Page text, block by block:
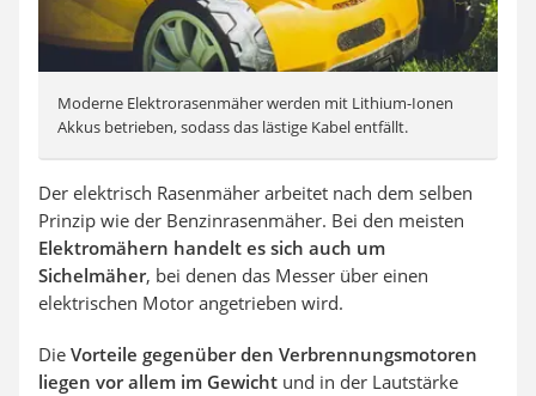
Moderne Elektrorasenmäher werden mit Lithium-Ionen
Akkus betrieben, sodass das lästige Kabel entfällt.
Der elektrisch Rasenmäher arbeitet nach dem selben
Prinzip wie der Benzinrasenmäher. Bei den meisten
Elektromähern handelt es sich auch um
Sichelmäher, bei denen das Messer über einen
elektrischen Motor angetrieben wird.
Die Vorteile gegenüber den Verbrennungsmotoren
liegen vor allem im Gewicht und in der Lautstärke